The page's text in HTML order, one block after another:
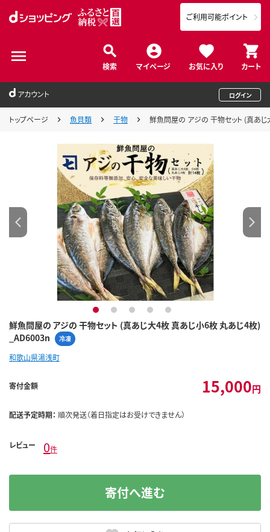
検索 マイページ お気に入り カート
ご利用可能ポイント
アカウント ログイン
トップページ 魚貝類 干物 鮮魚問屋の アジの 干物セット (真あ
鮮魚問屋の アジの 干物セット (真あじ大4枚 真あじ小6枚 丸あじ4枚)
_AD6003n
冷凍
1 2 3 4 5
和歌山県湯浅町
寄付金額 15,000円
配送予定時期： 順次発送（着日指定はお受けできません）
レビュー 0件
寄付へ進む